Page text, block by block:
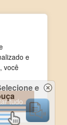
e
você
tudo
e